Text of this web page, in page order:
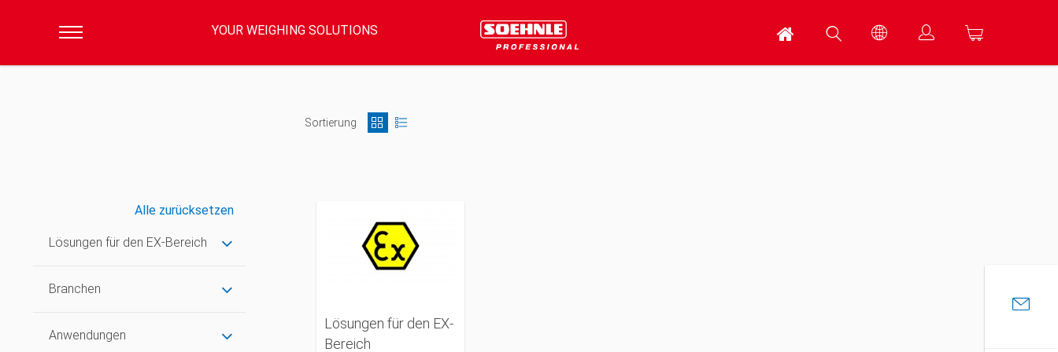
YOUR WEIGHING SOLUTIONS
Sortierung
Alle zurücksetzen
Lösungen für den EX-Bereich
Branchen
Anwendungen
Lösungen für den EX-
Bereich